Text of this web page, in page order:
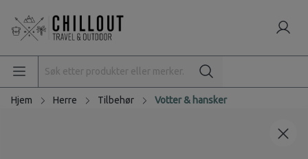
Hjem Herre Tilbehør Votter & hansker